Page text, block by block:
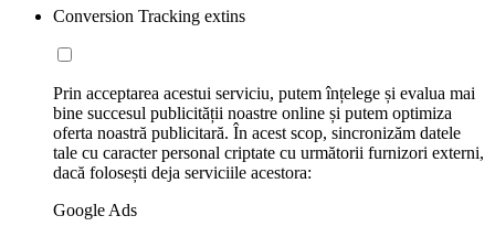
Conversion Tracking extins
Prin acceptarea acestui serviciu, putem înțelege și evalua mai
bine succesul publicității noastre online și putem optimiza
oferta noastră publicitară. În acest scop, sincronizăm datele
tale cu caracter personal criptate cu următorii furnizori externi,
dacă folosești deja serviciile acestora:
Google Ads